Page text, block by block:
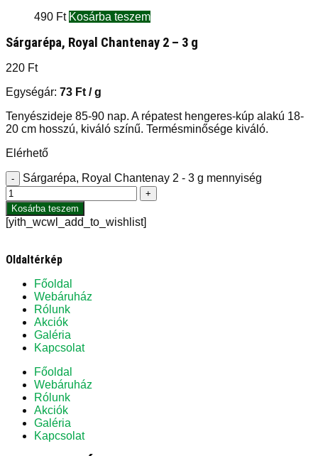
490 Ft Kosárba teszem
Sárgarépa, Royal Chantenay 2 – 3 g
220 Ft
Egységár: 73 Ft / g
Tenyészideje 85-90 nap. A répatest hengeres-kúp alakú 18-
20 cm hosszú, kiváló színű. Termésminősége kiváló.
Elérhető
- Sárgarépa, Royal Chantenay 2 - 3 g mennyiség
+
Kosárba teszem
[yith_wcwl_add_to_wishlist]
Oldaltérkép
Főoldal
Webáruház
Rólunk
Akciók
Galéria
Kapcsolat
Főoldal
Webáruház
Rólunk
Akciók
Galéria
Kapcsolat